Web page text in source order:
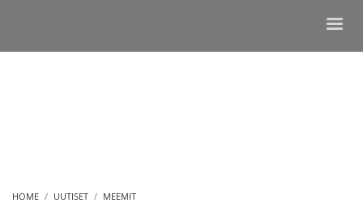
HOME UUTISET
MEEMIT